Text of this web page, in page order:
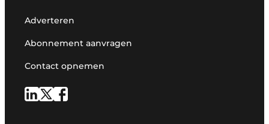
Adverteren
Abonnement aanvragen
Contact opnemen